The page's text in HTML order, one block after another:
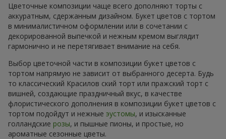
Цветочные композиции чаще всего дополняют торты с
аккуратным, сдержанным дизайном. Букет цветов с тортом
в минималистичном оформлении или в сочетании с
декорированной выпечкой и нежным кремом выглядит
гармонично и не перетягивает внимание на себя.
Выбор цветочной части в композиции букет цветов с
тортом напрямую не зависит от выбранного десерта. Будь
то классический Красилов ский торт или пражский торт с
вишней, создающие праздничный вкус, в качестве
флористического дополнения в композиции букет цветов с
тортом подойдут и нежные эустомы, и изысканные
голландские розы, и пышные пионы, и простые, но
ароматные сезонные цветы.